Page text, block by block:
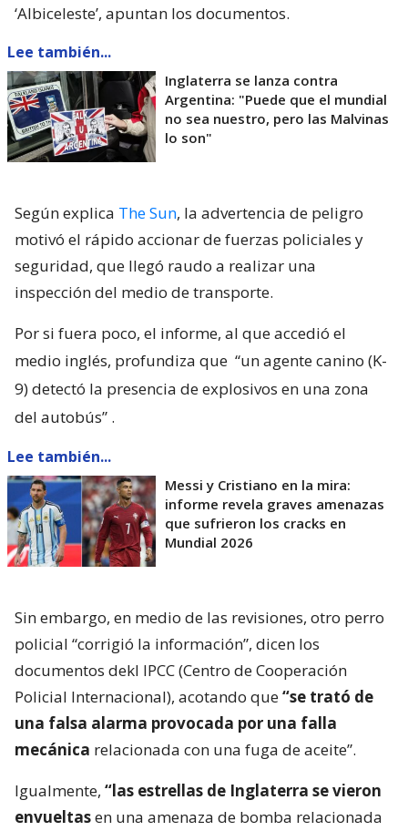
‘Albiceleste’, apuntan los documentos.
Lee también...
Inglaterra se lanza contra
Argentina: "Puede que el mundial
no sea nuestro, pero las Malvinas
lo son"
Según explica The Sun, la advertencia de peligro
motivó el rápido accionar de fuerzas policiales y
seguridad, que llegó raudo a realizar una
inspección del medio de transporte.
Por si fuera poco, el informe, al que accedió el
medio inglés, profundiza que “un agente canino (K-
9) detectó la presencia de explosivos en una zona
del autobús” .
Lee también...
Messi y Cristiano en la mira:
informe revela graves amenazas
que sufrieron los cracks en
Mundial 2026
Sin embargo, en medio de las revisiones, otro perro
policial “corrigió la información”, dicen los
documentos dekl IPCC (Centro de Cooperación
Policial Internacional), acotando que“se trató de
una falsa alarma provocada por una falla
mecánica relacionada con una fuga de aceite”.
Igualmente, “las estrellas de Inglaterra se vieron
envueltasen una amenaza de bomba relacionada